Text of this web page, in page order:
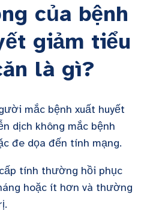
của bệnh
giảm tiểu
là gì?
mắc bệnh xuất huyết
dịch không mắc bệnh
đe dọa đến tính mạng.
tính thường hồi phục
hoặc ít hơn và thường